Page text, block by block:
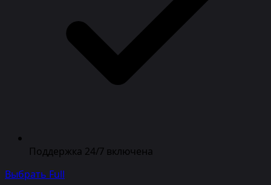
Поддержка 24/7 включена
Выбрать Full